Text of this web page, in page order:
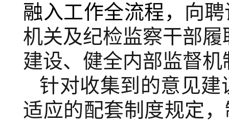
融入工作全流程， 向
机关及纪检监察干部
建设、健全内部监督
针对收集到的意见建
适应的配套制度规定